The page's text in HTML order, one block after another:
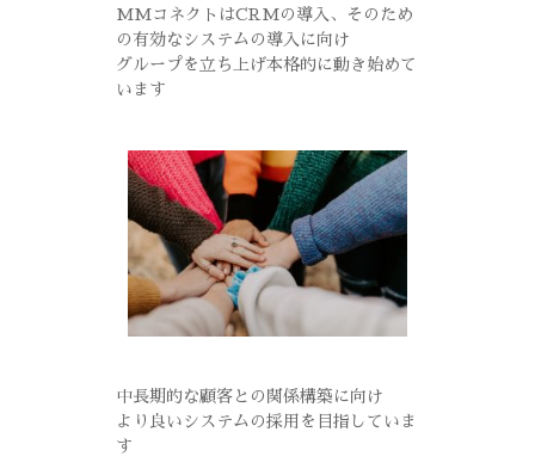
MMコネクトはCRMの導入、そのため
の有効なシステムの導入に向け
グループを立ち上げ本格的に動き始めて
います
中長期的な顧客との関係構築に向け
より良いシステムの採用を目指していま
す